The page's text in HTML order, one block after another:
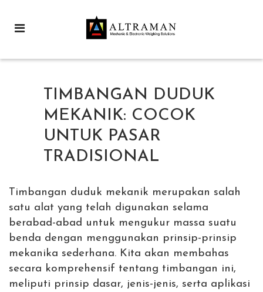
TIMBANGAN DUDUK
MEKANIK: COCOK
UNTUK PASAR
TRADISIONAL
Timbangan duduk mekanik merupakan salah
satu alat yang telah digunakan selama
berabad-abad untuk mengukur massa suatu
benda dengan menggunakan prinsip-prinsip
mekanika sederhana. Kita akan membahas
secara komprehensif tentang timbangan ini,
meliputi prinsip dasar, jenis-jenis, serta aplikasi